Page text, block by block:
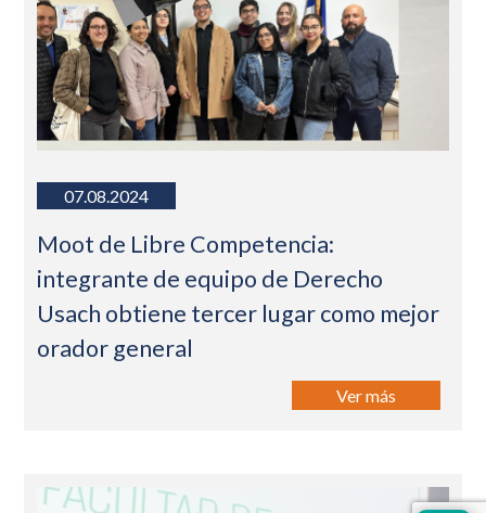
07.08.2024
Moot de Libre Competencia:
integrante de equipo de Derecho
Usach obtiene tercer lugar como mejor
orador general
Ver más